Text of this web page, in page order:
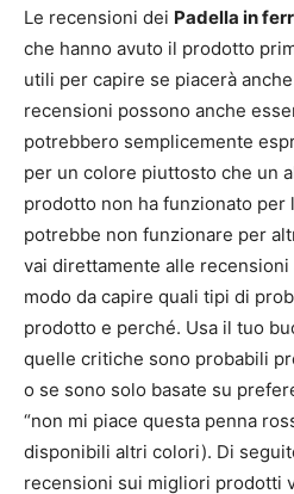
Le recensioni dei Padella in
che hanno avuto il prodotto
utili per capire se piacerà
recensioni possono anche
potrebbero semplicemente
per un colore piuttosto che un
prodotto non ha funzionato per
potrebbe non funzionare per
vai direttamente alle recensioni
modo da capire quali tipi di
prodotto e perché. Usa il tuo
quelle critiche sono probabili
o se sono solo basate su
“non mi piace questa penna
disponibili altri colori). Di
recensioni sui migliori prodotti